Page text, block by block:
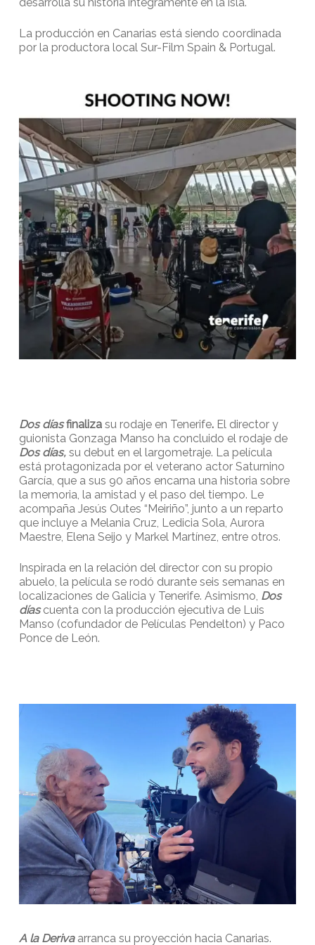
La producción en Canarias está siendo coordinada
por la productora local Sur-Film Spain & Portugal.
Dos días finaliza su rodaje en Tenerife. El director y
guionista Gonzaga Manso ha concluido el rodaje de
Dos días,su debut en el largometraje. La película
está protagonizada por el veterano actor Saturnino
García, que a sus 90 años encarna una historia sobre
la memoria, la amistad y el paso del tiempo. Le
acompaña Jesús Outes “Meiriño”, junto a un reparto
que incluye a Melania Cruz, Ledicia Sola, Aurora
Maestre, Elena Seijo y Markel Martínez, entre otros.
Inspirada en la relación del director con su propio
abuelo, la película se rodó durante seis semanas en
localizaciones de Galicia y Tenerife. Asimismo, Dos
díascuenta con la producción ejecutiva de Luis
Manso (cofundador de Películas Pendelton) y Paco
Ponce de León.
A la Derivaarranca su proyección hacia Canarias.